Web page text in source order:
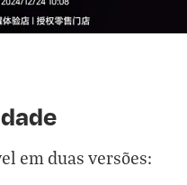
em duas versões: